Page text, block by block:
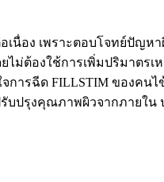
อเนื่อง เพราะตอบโจทย์ปัญ
ม่ต้องใช้การเพิ่มปริมาตรเ
การฉีด FILLSTIM ของคนไ
บปรุงคุณภาพผิวจากภายใ